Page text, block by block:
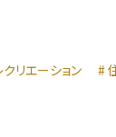
クリエーション